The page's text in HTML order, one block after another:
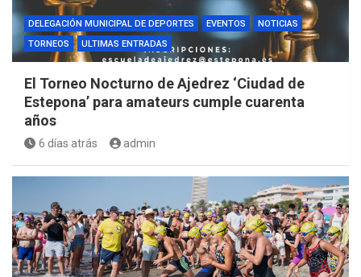
DELEGACIÓN MUNICIPAL DE DEPORTES EVENTOS
NOTICIAS
TORNEOS
ULTIMAS ENTRADAS
El Torneo Nocturno de Ajedrez ‘Ciudad de
Estepona’ para amateurs cumple cuarenta
años
6 días atrás admin